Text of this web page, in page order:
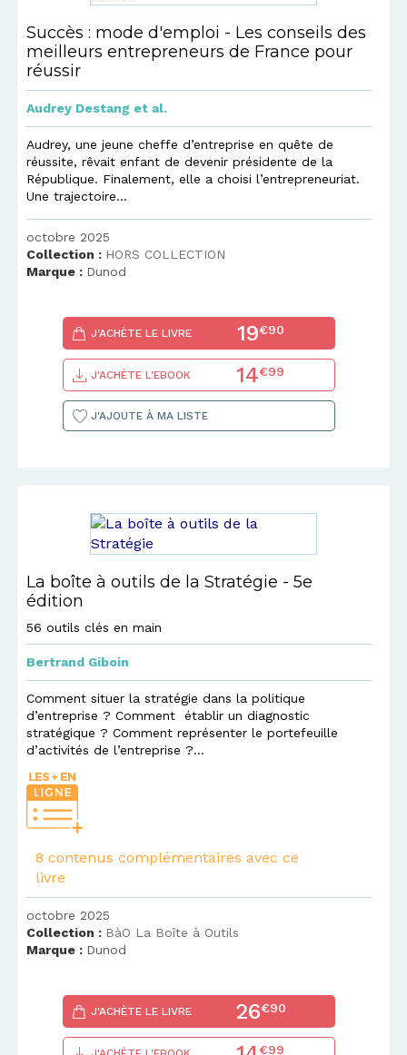
Succès : mode d'emploi - Les conseils des
meilleurs entrepreneurs de France pour
réussir
Audrey Destang et al.
Audrey, une jeune cheffe d’entreprise en quête de
réussite, rêvait enfant de devenir présidente de la
République. Finalement, elle a choisi l’entrepreneuriat.
Une trajectoire...
octobre 2025
Collection : HORS COLLECTION
Marque : Dunod
J'ACHÈTE LE LIVRE 19€90
J'ACHÈTE L'EBOOK 14€99
J'AJOUTE À MA LISTE
La boîte à outils de la Stratégie - 5e
édition
56 outils clés en main
Bertrand Giboin
Comment situer la stratégie dans la politique
d’entreprise ? Comment établir un diagnostic
stratégique ? Comment représenter le portefeuille
d’activités de l’entreprise ?...
8 contenus complémentaires avec ce
livre
octobre 2025
Collection : BàO La Boîte à Outils
Marque : Dunod
J'ACHÈTE LE LIVRE 26€90
€99